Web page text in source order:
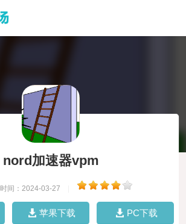
nord加速器vpm
时间：2024-03-27
苹果下载 PC下载